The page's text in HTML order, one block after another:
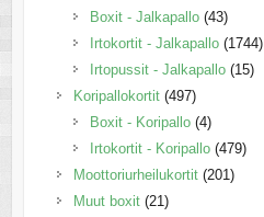
Boxit - Jalkapallo (43)
Irtokortit - Jalkapallo (1744)
Irtopussit - Jalkapallo (15)
Koripallokortit (497)
Boxit - Koripallo (4)
Irtokortit - Koripallo (479)
Moottoriurheilukortit (201)
Muut boxit (21)